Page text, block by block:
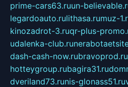
prime-cars63.ruun-
legardoauto.rulithasa.rumuz-
kinozadrot-3.ruqr-plus-
udalenka-club.ru
dash-cash-now.rubravoprod.ru
hotteygroup.rubagira31.ru
dveriland73.runis-glonass51.ru